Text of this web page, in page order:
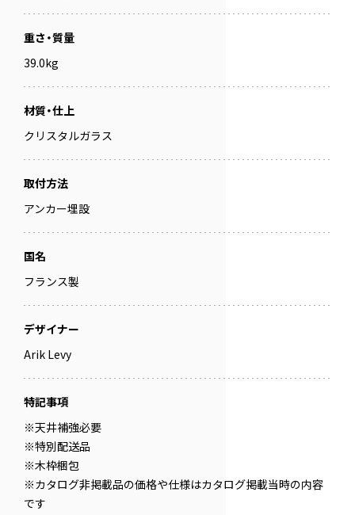
重さ・質量
39.0kg
材質・仕上
クリスタルガラス
取付方法
アンカー埋設
国名
フランス製
デザイナー
Arik Levy
特記事項
※天井補強必要
※特別配送品
※木枠梱包
※カタログ非掲載品の価格や仕様はカタログ掲載当時の内容
です